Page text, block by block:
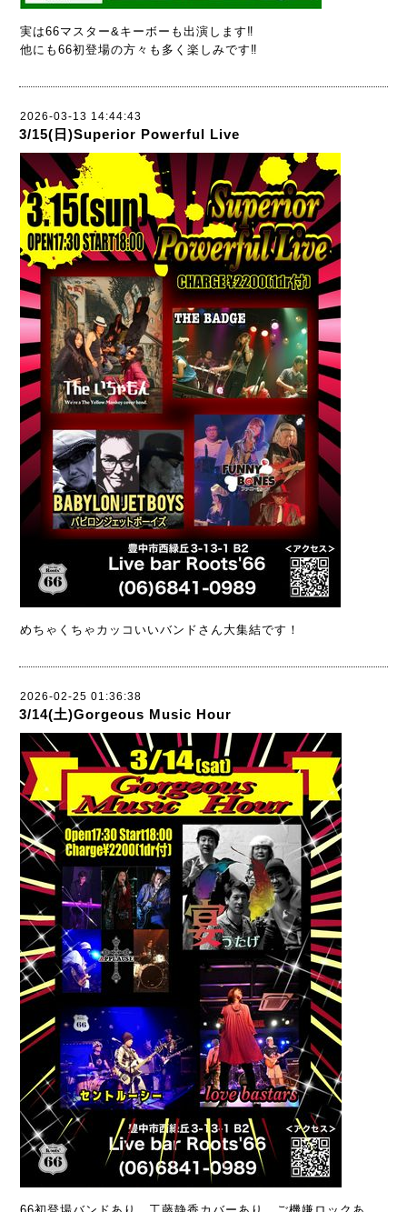
実は66マスター&キーボーも出演します‼️
他にも66初登場の方々も多く楽しみです‼️
2026-03-13 14:44:43
3/15(日)Superior Powerful Live
めちゃくちゃカッコいいバンドさん大集結です！
2026-02-25 01:36:38
3/14(土)Gorgeous Music Hour